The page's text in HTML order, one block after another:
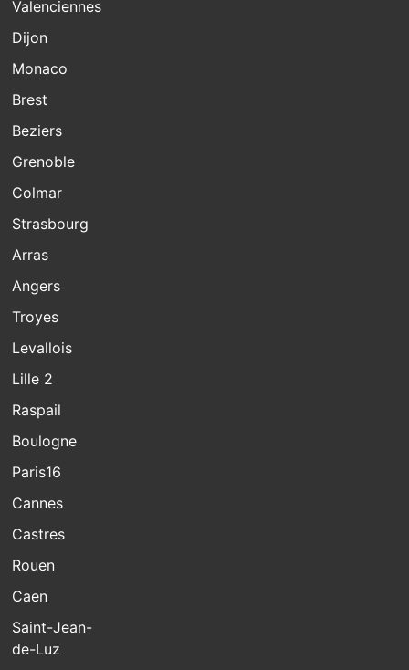
Valenciennes
Dijon
Monaco
Brest
Beziers
Grenoble
Colmar
Strasbourg
Arras
Angers
Troyes
Levallois
Lille 2
Raspail
Boulogne
Paris16
Cannes
Castres
Rouen
Caen
Saint-Jean-
de-Luz